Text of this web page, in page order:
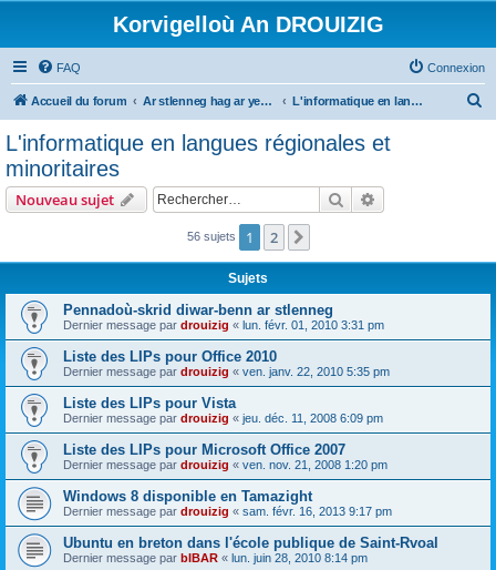
Korvigelloù An DROUIZIG
FAQ Connexion
Accueil du forum Ar stlenneg hag ar yezhoù bihan er bed a-bezh L'informatique en langues régionales et minoritaires
c
r
L'informatique en langues régionales et
minoritaires
Nouveau sujet Rechercher
56 sujets 1 2
Sujets
Pennadoù-skrid diwar-benn ar stlenneg
Dernier message par drouizig « lun. févr. 01, 2010 3:31 pm
Liste des LIPs pour Office 2010
Dernier message par drouizig « ven. janv. 22, 2010 5:35 pm
Liste des LIPs pour Vista
Dernier message par drouizig « jeu. déc. 11, 2008 6:09 pm
Liste des LIPs pour Microsoft Office 2007
Dernier message par drouizig « ven. nov. 21, 2008 1:20 pm
Windows 8 disponible en Tamazight
Dernier message par drouizig « sam. févr. 16, 2013 9:17 pm
Ubuntu en breton dans l'école publique de Saint-Rvoal
Dernier message par bIBAR « lun. juin 28, 2010 8:14 pm